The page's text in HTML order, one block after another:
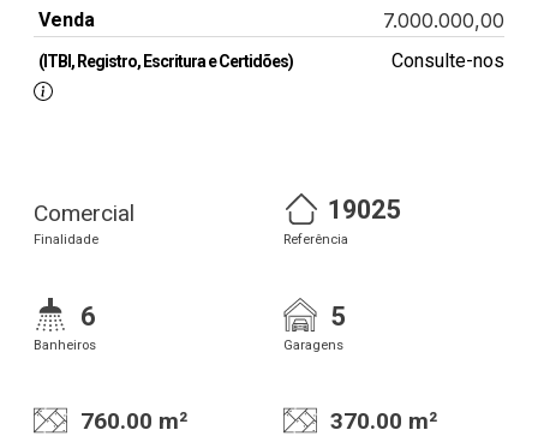
Venda
7.000.000,00
(ITBI, Registro, Escritura e Certidões) Consulte-nos
Comercial
Finalidade
19025
Referência
6
Banheiros
5
Garagens
760.00 m² 370.00 m²